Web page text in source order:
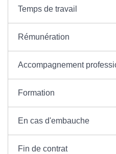
Temps de travail
Rémunération
Accompagnement
Formation
En cas d'embauche
Fin de contrat